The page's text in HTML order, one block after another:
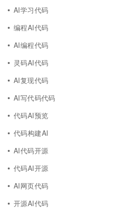
AI学习代码
编程AI代码
AI编程代码
灵码AI代码
AI复现代码
AI写代码代码
代码AI预览
代码构建AI
AI代码开源
代码AI开源
AI网页代码
开源AI代码